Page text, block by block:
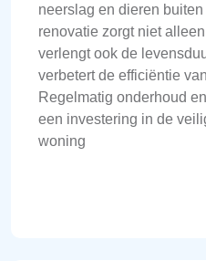
neerslag en dieren
renovatie zorgt niet
verlengt ook de
verbetert de efficiëntie
Regelmatig onderhoud
een investering in de
woning